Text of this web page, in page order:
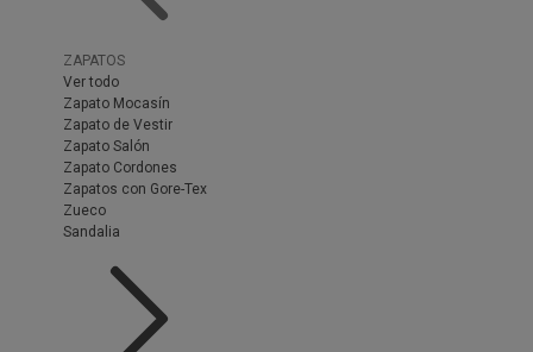
ZAPATOS
Ver todo
Zapato Mocasín
Zapato de Vestir
Zapato Salón
Zapato Cordones
Zapatos con Gore-Tex
Zueco
Sandalia